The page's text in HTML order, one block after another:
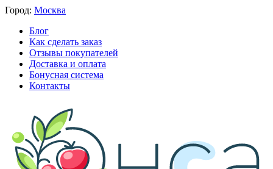
Город: Москва
Блог
Как сделать заказ
Отзывы покупателей
Доставка и оплата
Бонусная система
Контакты